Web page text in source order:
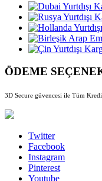
ÖDEME
3D Secure güvencesi ile Tüm
Twitter
Facebook
Instagram
Pinterest
Youtube